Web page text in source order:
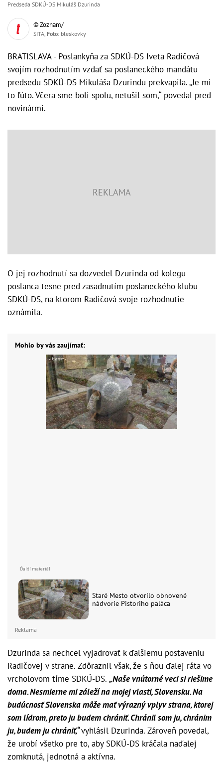
Predseda SDKÚ-DS Mikuláš Dzurinda
© Zoznam/
SITA, Foto: bleskovky
BRATISLAVA - Poslankyňa za SDKÚ-DS Iveta Radičová
svojím rozhodnutím vzdať sa poslaneckého mandátu
predsedu SDKÚ-DS Mikuláša Dzurindu prekvapila. „Je mi
to ľúto. Včera sme boli spolu, netušil som,“ povedal pred
novinármi.
O jej rozhodnutí sa dozvedel Dzurinda od kolegu
poslanca tesne pred zasadnutím poslaneckého klubu
SDKÚ-DS, na ktorom Radičová svoje rozhodnutie
oznámila.
Mohlo by vás zaujímať:
Staré Mesto otvorilo obnovené
nádvorie Pistoriho paláca
Reklama
Dzurinda sa nechcel vyjadrovať k ďalšiemu postaveniu
Radičovej v strane. Zdôraznil však, že s ňou ďalej ráta vo
vrcholovom tíme SDKÚ-DS. „Naše vnútorné veci si riešime
doma. Nesmierne mi záleží na mojej vlasti, Slovensku. Na
budúcnosť Slovenska môže mať výrazný vplyv strana, ktorej
som lídrom, preto ju budem chrániť. Chránil som ju, chránim
ju, budem ju chrániť,“vyhlásil Dzurinda. Zároveň povedal,
že urobí všetko pre to, aby SDKÚ-DS kráčala naďalej
zomknutá, jednotná a aktívna.